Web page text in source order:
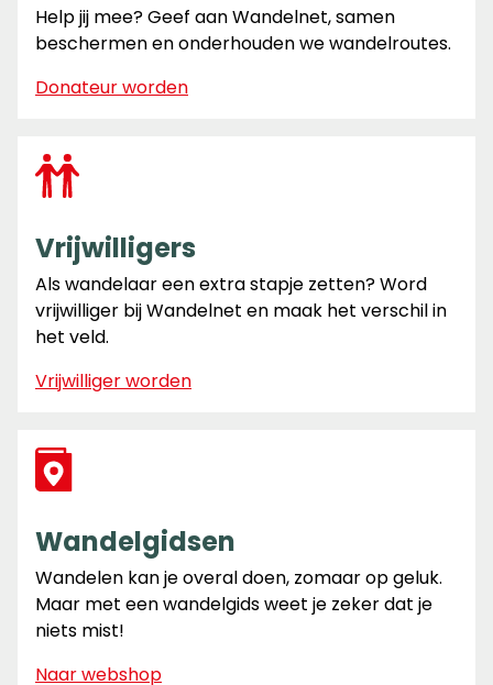
Help jij mee? Geef aan Wandelnet, samen
beschermen en onderhouden we wandelroutes.
Donateur worden
Vrijwilligers
Als wandelaar een extra stapje zetten? Word
vrijwilliger bij Wandelnet en maak het verschil in
het veld.
Vrijwilliger worden
Wandelgidsen
Wandelen kan je overal doen, zomaar op geluk.
Maar met een wandelgids weet je zeker dat je
niets mist!
Naar webshop